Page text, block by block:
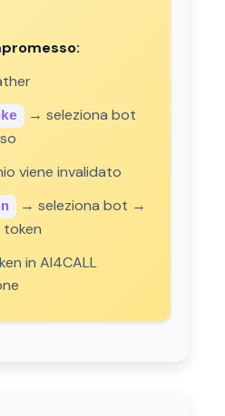
→ seleziona bot
viene invalidato
→ seleziona bot →
token
in AI4CALL